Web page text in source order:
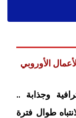
الأوروبي
وجذابة ..
طوال فترة